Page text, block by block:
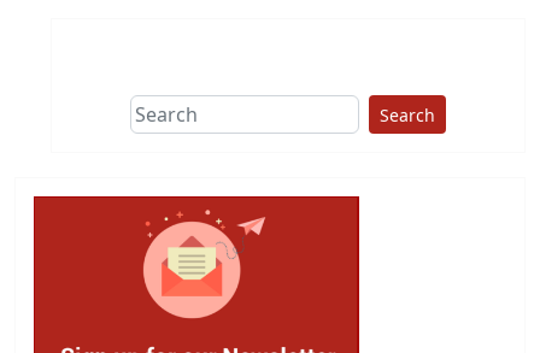
Search